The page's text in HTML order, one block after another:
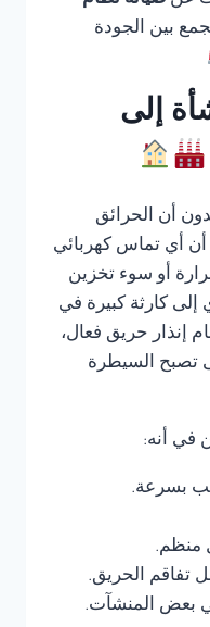
بين الجودة
إلى
أن الحرائق
أن أي تماس كهربائي
أو سوء تخزين
إلى كارثة كبيرة في
إنذار حريق فعال،
تصبح السيطرة
في أنه:
بسرعة.
منظم.
تفاقم الحريق.
بعض المنشآت.